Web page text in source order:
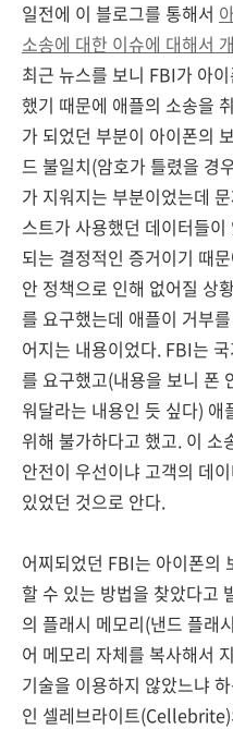
일전에 이 블로그를 통해서
소송에 대한 이슈에 대해서
최근 뉴스를 보니 FBI가 아
했기 때문에 애플의 소송을
가 되었던 부분이 아이폰의
드 불일치(암호가 틀렸을 경
가 지워지는 부분이었는데
스트가 사용했던 데이터들
되는 결정적인 증거이기 때
안 정책으로 인해 없어질 상
를 요구했는데 애플이 거부
어지는 내용이었다. FBI는
를 요구했고(내용을 보니 폰
워달라는 내용인 듯 싶다)
위해 불가하다고 했고. 이
안전이 우선이냐 고객의 데
있었던 것으로 안다.
어찌되었던 FBI는 아이폰의
할 수 있는 방법을 찾았다고
의 플래시 메모리(낸드 플래
어 메모리 자체를 복사해서
기술을 이용하지 않았느냐
인 셀레브라이트